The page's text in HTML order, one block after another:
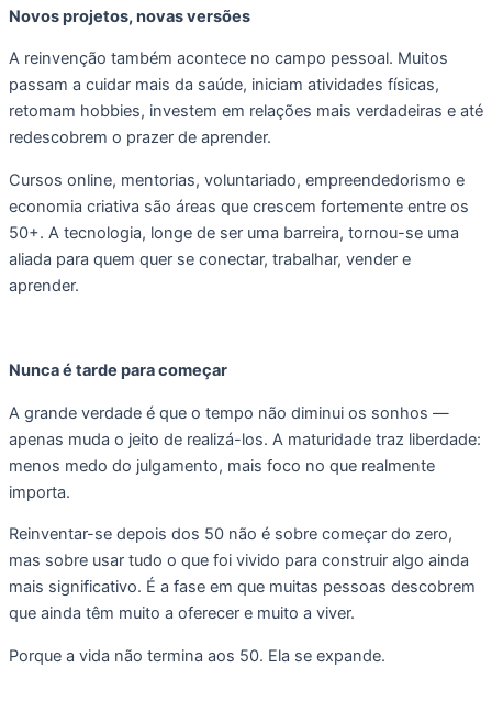
Novos projetos, novas versões
A reinvenção também acontece no campo pessoal. Muitos
passam a cuidar mais da saúde, iniciam atividades físicas,
retomam hobbies, investem em relações mais verdadeiras e até
redescobrem o prazer de aprender.
Cursos online, mentorias, voluntariado, empreendedorismo e
economia criativa são áreas que crescem fortemente entre os
50+. A tecnologia, longe de ser uma barreira, tornou-se uma
aliada para quem quer se conectar, trabalhar, vender e
aprender.
Nunca é tarde para começar
A grande verdade é que o tempo não diminui os sonhos —
apenas muda o jeito de realizá-los. A maturidade traz liberdade:
menos medo do julgamento, mais foco no que realmente
importa.
Reinventar-se depois dos 50 não é sobre começar do zero,
mas sobre usar tudo o que foi vivido para construir algo ainda
mais significativo. É a fase em que muitas pessoas descobrem
que ainda têm muito a oferecer e muito a viver.
Porque a vida não termina aos 50. Ela se expande.